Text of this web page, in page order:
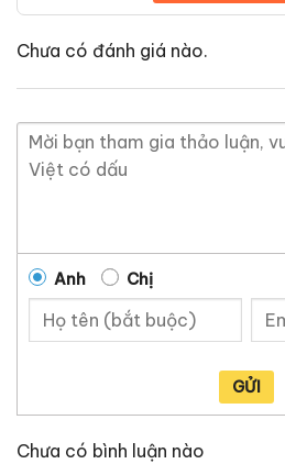
Chưa có đánh giá nào.
Anh Chị
GỬI
Chưa có bình luận nào